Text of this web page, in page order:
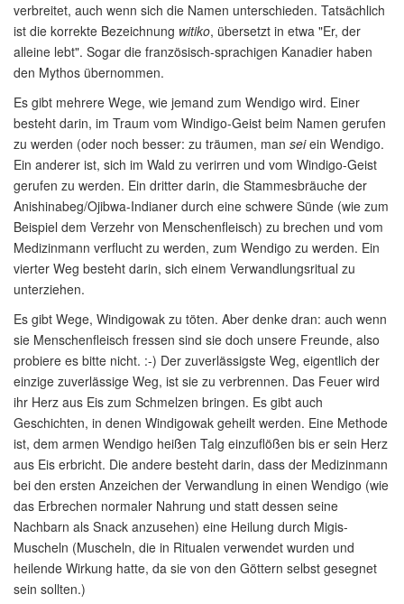
verbreitet, auch wenn sich die Namen unterschieden. Tatsächlich
ist die korrekte Bezeichnung witiko, übersetzt in etwa "Er, der
alleine lebt". Sogar die französisch-sprachigen Kanadier haben
den Mythos übernommen.
Es gibt mehrere Wege, wie jemand zum Wendigo wird. Einer
besteht darin, im Traum vom Windigo-Geist beim Namen gerufen
zu werden (oder noch besser: zu träumen, man seiein Wendigo.
Ein anderer ist, sich im Wald zu verirren und vom Windigo-Geist
gerufen zu werden. Ein dritter darin, die Stammesbräuche der
Anishinabeg/Ojibwa-Indianer durch eine schwere Sünde (wie zum
Beispiel dem Verzehr von Menschenfleisch) zu brechen und vom
Medizinmann verflucht zu werden, zum Wendigo zu werden. Ein
vierter Weg besteht darin, sich einem Verwandlungsritual zu
unterziehen.
Es gibt Wege, Windigowak zu töten. Aber denke dran: auch wenn
sie Menschenfleisch fressen sind sie doch unsere Freunde, also
probiere es bitte nicht. :-) Der zuverlässigste Weg, eigentlich der
einzige zuverlässige Weg, ist sie zu verbrennen. Das Feuer wird
ihr Herz aus Eis zum Schmelzen bringen. Es gibt auch
Geschichten, in denen Windigowak geheilt werden. Eine Methode
ist, dem armen Wendigo heißen Talg einzuflößen bis er sein Herz
aus Eis erbricht. Die andere besteht darin, dass der Medizinmann
bei den ersten Anzeichen der Verwandlung in einen Wendigo (wie
das Erbrechen normaler Nahrung und statt dessen seine
Nachbarn als Snack anzusehen) eine Heilung durch Migis-
Muscheln (Muscheln, die in Ritualen verwendet wurden und
heilende Wirkung hatte, da sie von den Göttern selbst gesegnet
sein sollten.)